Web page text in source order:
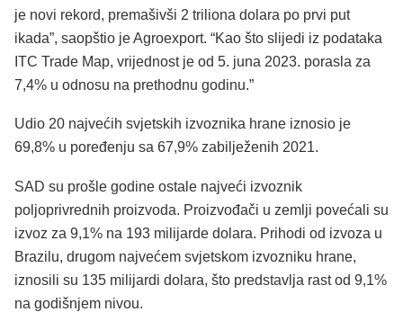
je novi rekord, premašivši 2 triliona dolara po prvi put
ikada”, saopštio je Agroexport. “Kao što slijedi iz podataka
ITC Trade Map, vrijednost je od 5. juna 2023. porasla za
7,4% u odnosu na prethodnu godinu.”
Udio 20 najvećih svjetskih izvoznika hrane iznosio je
69,8% u poređenju sa 67,9% zabilježenih 2021.
SAD su prošle godine ostale najveći izvoznik
poljoprivrednih proizvoda. Proizvođači u zemlji povećali su
izvoz za 9,1% na 193 milijarde dolara. Prihodi od izvoza u
Brazilu, drugom najvećem svjetskom izvozniku hrane,
iznosili su 135 milijardi dolara, što predstavlja rast od 9,1%
na godišnjem nivou.